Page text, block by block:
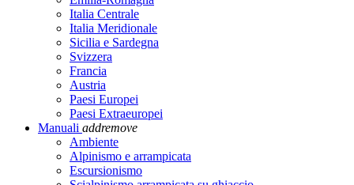
Italia Centrale
Italia Meridionale
Sicilia e Sardegna
Svizzera
Francia
Austria
Paesi Europei
Paesi Extraeuropei
Manuali addremove
Ambiente
Alpinismo e arrampicata
Escursionismo